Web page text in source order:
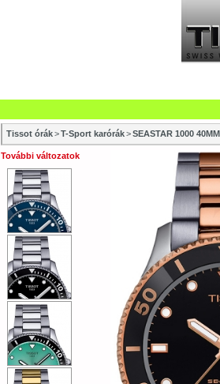
Tissot órák>T-Sport karórák>SEASTAR 1000 40MM
További változatok